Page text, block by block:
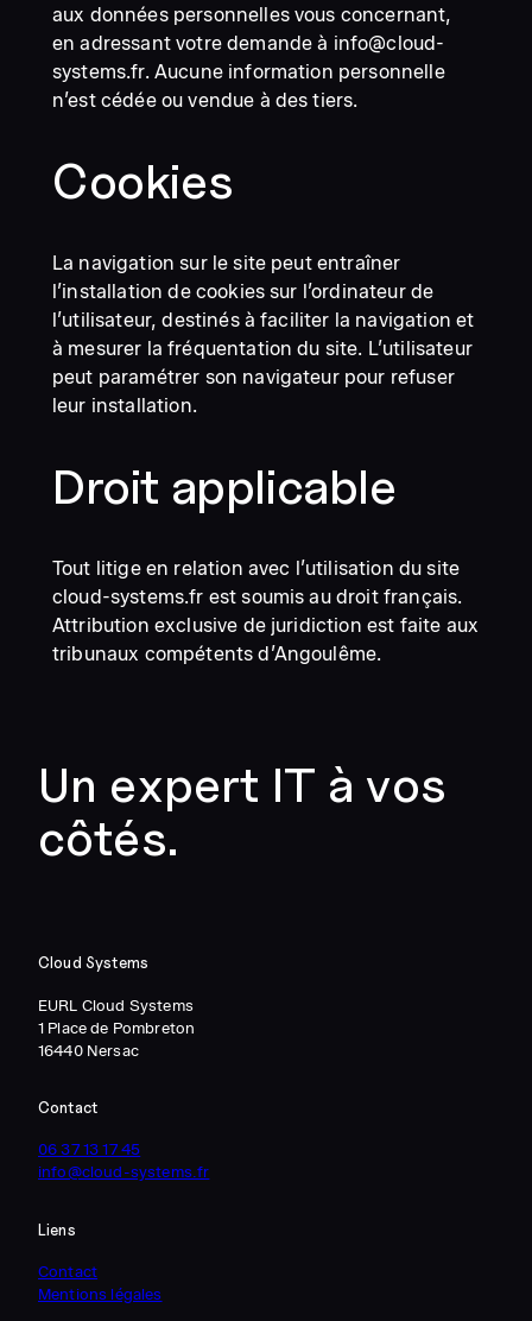
aux données personnelles vous concernant,
en adressant votre demande à info@cloud-
systems.fr. Aucune information personnelle
n’est cédée ou vendue à des tiers.
Cookies
La navigation sur le site peut entraîner
l’installation de cookies sur l’ordinateur de
l’utilisateur, destinés à faciliter la navigation et
à mesurer la fréquentation du site. L’utilisateur
peut paramétrer son navigateur pour refuser
leur installation.
Droit applicable
Tout litige en relation avec l’utilisation du site
cloud-systems.fr est soumis au droit français.
Attribution exclusive de juridiction est faite aux
tribunaux compétents d’Angoulême.
Un expert IT à vos
côtés.
Cloud Systems
EURL Cloud Systems
1 Place de Pombreton
16440 Nersac
Contact
06 37 13 17 45
info@cloud-systems.fr
Liens
Contact
Mentions légales